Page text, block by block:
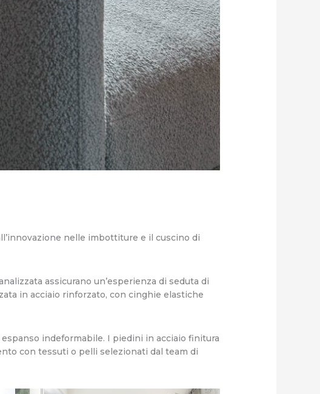
nelle imbottiture e il cuscino di
assicurano un’esperienza di seduta di
in acciaio rinforzato, con cinghie elastiche
indeformabile. I piedini in acciaio finitura
con tessuti o pelli selezionati dal team di